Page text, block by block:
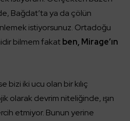
Bağdat’ta ya da çölün
istiyorsunuz. Ortadoğu
bilmem fakatben, Mirage’ın
iki ucu olan bir kılıç
olarak devrim niteliğinde, ışın
etmiyor. Bunun yerine